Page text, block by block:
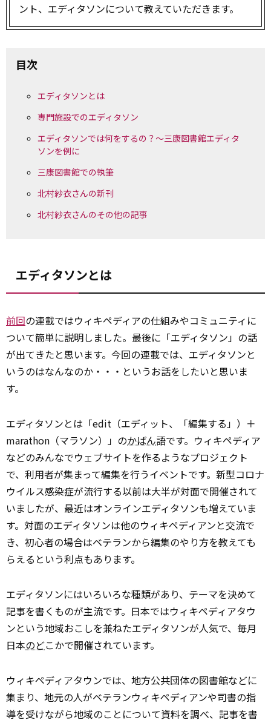
ント、エディタソンについて教えていただきます。
目次
エディタソンとは
専門施設でのエディタソン
エディタソンでは何をするの？～三康図書館エディタ
ソンを例に
三康図書館での執筆
北村紗衣さんの新刊
北村紗衣さんのその他の記事
エディタソンとは
前回の連載ではウィキペディアの仕組みやコミュニティに
ついて簡単に説明しました。最後に「エディタソン」の話
が出てきたと思います。今回の連載では、エディタソンと
いうのはなんなのか・・・というお話をしたいと思いま
す。
エディタソンとは「edit（エディット、「編集する」）＋
marathon（マラソン）」のかばん語です。ウィキペディア
などのみんなでウェブサイトを作るようなプロジェクト
で、利用者が集まって編集を行うイベントです。新型コロナ
ウイルス感染症が流行する以前は大半が対面で開催されて
いましたが、最近はオンラインエディタソンも増えていま
す。対面のエディタソンは他のウィキペディアンと交流で
き、初心者の場合はベテランから編集のやり方を教えても
らえるという利点もあります。
エディタソンにはいろいろな種類があり、テーマを決めて
記事を書くものが主流です。日本ではウィキペディアタウ
ンという地域おこしを兼ねたエディタソンが人気で、毎月
日本のどこかで開催されています。
ウィキペディアタウンでは、地方公共団体の図書館などに
集まり、地元の人がベテランウィキペディアンや司書の指
導を受けながら地域のことについて資料を調べ、記事を書